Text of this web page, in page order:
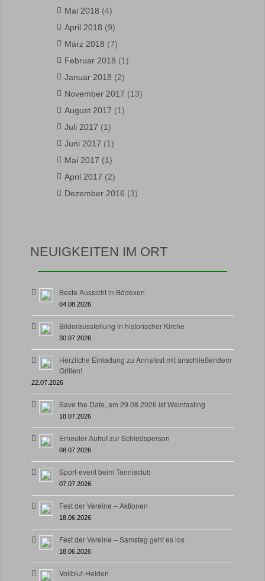
Mai 2018 (4)
April 2018 (9)
März 2018 (7)
Februar 2018 (1)
Januar 2018 (2)
November 2017 (13)
August 2017 (1)
Juli 2017 (1)
Juni 2017 (1)
Mai 2017 (1)
April 2017 (2)
Dezember 2016 (3)
NEUIGKEITEN IM ORT
Beste Aussicht in Bödexen
04.08.2026
Bilderausstellung in historischer Kirche
30.07.2026
Herzliche Einladung zu Annafest mit anschließendem
Grillen!
22.07.2026
Save the Date, am 29.08.2026 ist Weintasting
18.07.2026
Erneuter Aufruf zur Schiedsperson
08.07.2026
Sport-event beim Tennisclub
07.07.2026
Fest der Vereine – Aktionen
18.06.2026
Fest der Vereine – Samstag geht es los
18.06.2026
Vollblut-Helden